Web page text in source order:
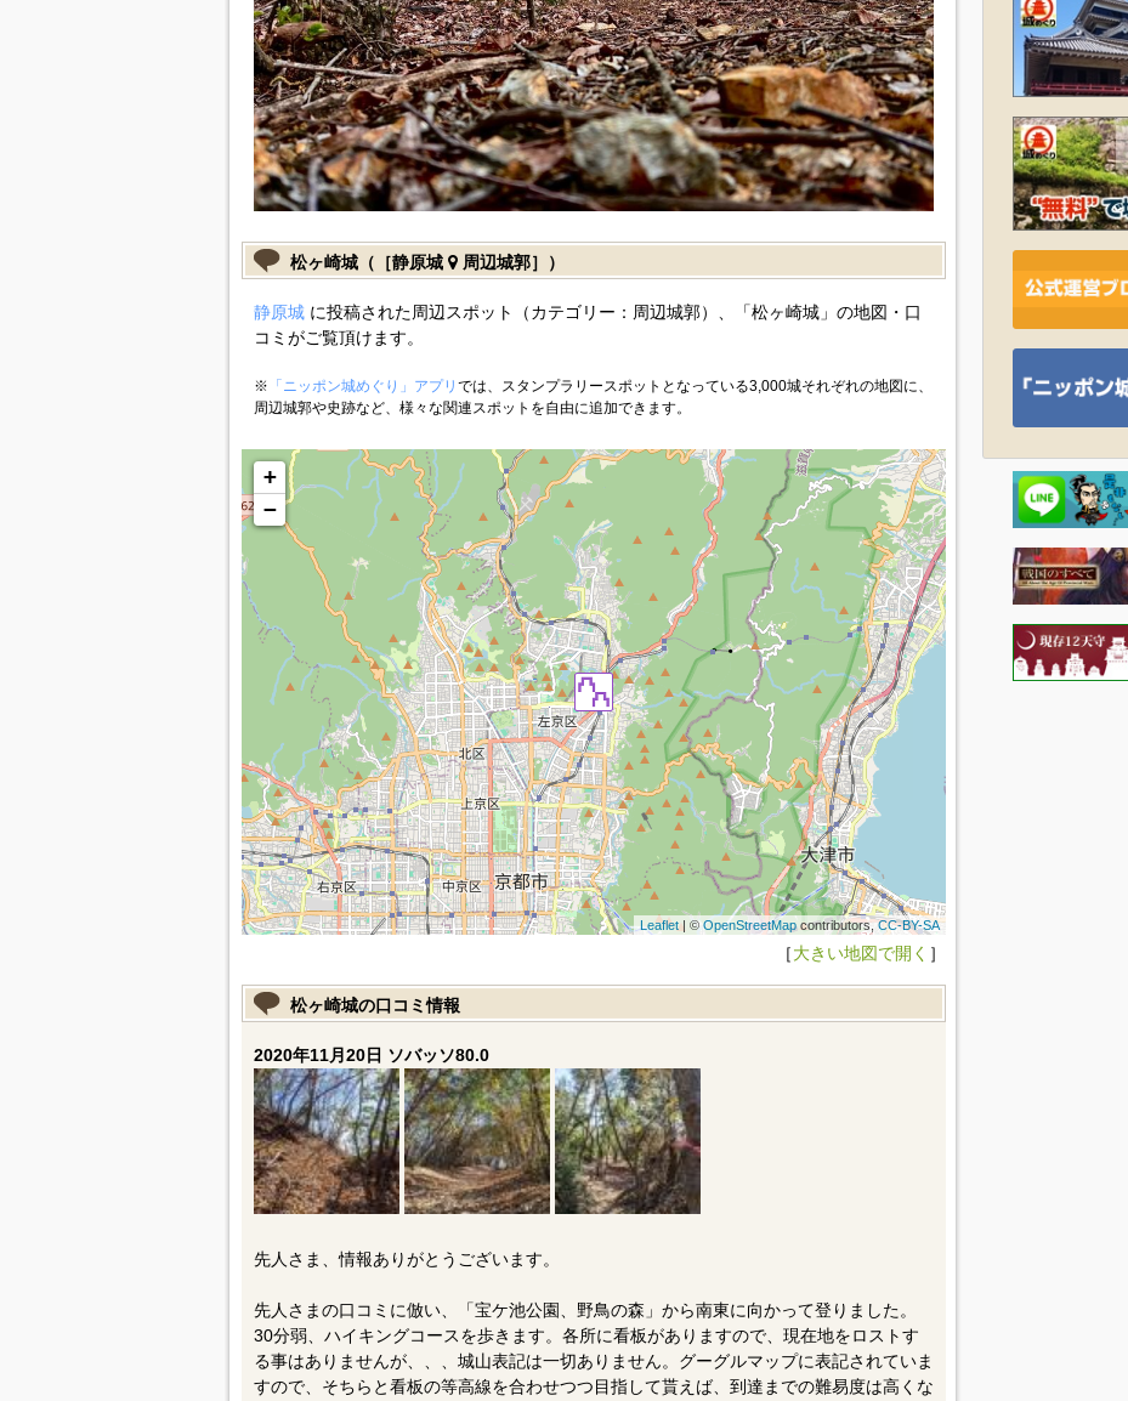
松ヶ崎城（［静原城 周辺城郭］）
静原城に投稿された周辺スポット（カテゴリー：周辺城郭）、「松ヶ崎城」の地図・口
コミがご覧頂けます。
※ 「ニッポン城めぐり」アプリ では、スタンプラリースポットとなっている3,000城それぞれの地図に、
周辺城郭や史跡など、様々な関連スポットを自由に追加できます。
+
−
Leaflet| ©OpenStreetMapcontributors,CC-BY-SA
［大きい地図で開く ］
松ヶ崎城の口コミ情報
2020年11月20日 ソバッソ80.0
先人さま、情報ありがとうございます。
先人さまの口コミに倣い、「宝ケ池公園、野鳥の森」から南東に向かって登りました。
30分弱、ハイキングコースを歩きます。各所に看板がありますので、現在地をロストす
る事はありませんが、、、城山表記は一切ありません。グーグルマップに表記されていま
すので、そちらと看板の等高線を合わせつつ目指して貰えば、到達までの難易度は高くな